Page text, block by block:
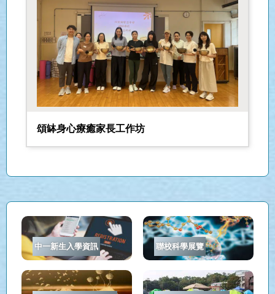
頌缽身心療癒家長工作坊
中一新生入學資訊 聯校科學展覽